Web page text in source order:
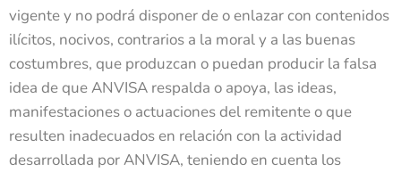
vigente y no podrá disponer de o enlazar con contenidos
ilícitos, nocivos, contrarios a la moral y a las buenas
costumbres, que produzcan o puedan producir la falsa
idea de que ANVISA respalda o apoya, las ideas,
manifestaciones o actuaciones del remitente o que
resulten inadecuados en relación con la actividad
desarrollada por ANVISA, teniendo en cuenta los